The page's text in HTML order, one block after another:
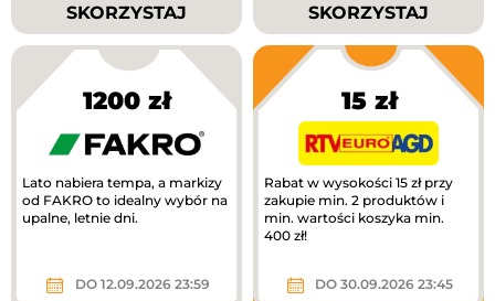
SKORZYSTAJ SKORZYSTAJ
1200 zł
Lato nabiera tempa, a markizy
od FAKRO to idealny wybór na
upalne, letnie dni.
DO 12.09.2026 23:59
15 zł
Rabat w wysokości 15 zł przy
zakupie min. 2 produktów i
min. wartości koszyka min.
400 zł!
DO 30.09.2026 23:45